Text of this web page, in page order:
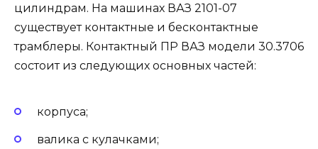
цилиндрам. На машинах ВАЗ 2101-07
существует контактные и бесконтактные
трамблеры. Контактный ПР ВАЗ модели 30.3706
состоит из следующих основных частей:
корпуса;
валика с кулачками;